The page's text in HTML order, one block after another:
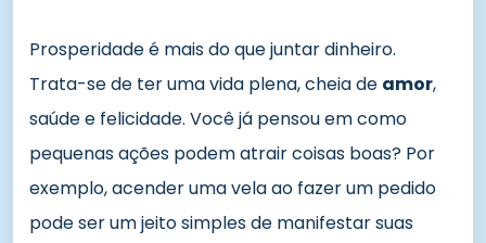
Prosperidade é mais do que juntar dinheiro.
Trata-se de ter uma vida plena, cheia de amor,
saúde e felicidade. Você já pensou em como
pequenas ações podem atrair coisas boas? Por
exemplo, acender uma vela ao fazer um pedido
pode ser um jeito simples de manifestar suas